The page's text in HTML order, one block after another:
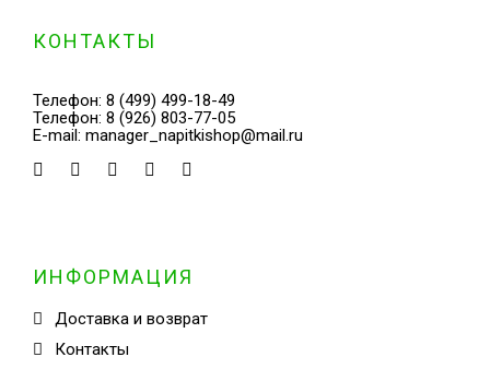
КОНТАКТЫ
Телефон: 8 (499) 499-18-49
Телефон: 8 (926) 803-77-05
E-mail: manager_napitkishop@mail.ru
ИНФОРМАЦИЯ
Доставка и возврат
Контакты